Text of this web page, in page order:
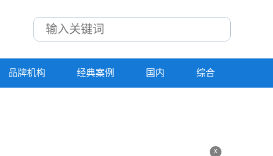
品牌机构 经典案例 国内 综合
x